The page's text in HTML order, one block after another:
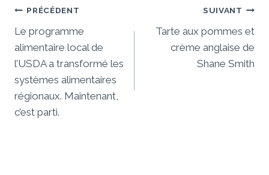
Navigation
De
L’article
PRÉCÉDENT
Le programme
alimentaire local de
l’USDA a transformé les
systèmes alimentaires
régionaux. Maintenant,
c’est parti.
SUIVANT
Tarte aux pommes et
crème anglaise de
Shane Smith